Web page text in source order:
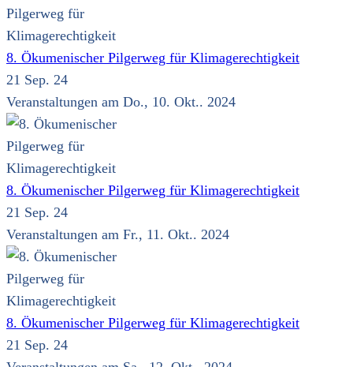
8. Ökumenischer Pilgerweg für Klimagerechtigkeit
21 Sep. 24
Veranstaltungen am Do., 10. Okt.. 2024
8. Ökumenischer Pilgerweg für Klimagerechtigkeit
21 Sep. 24
Veranstaltungen am Fr., 11. Okt.. 2024
8. Ökumenischer Pilgerweg für Klimagerechtigkeit
21 Sep. 24